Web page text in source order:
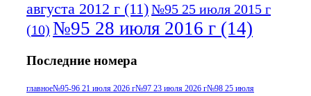
августа 2012 г (11)№95 25 июля 2015 г
(10) №95 28 июля 2016 г (14)
июля 2017 г(11)№96 9 августа 2012
г(13) №96 28 июля 2015 г(9) №96+97 3
Последние номера
главное№95-96 21 июля 2026 г№97 23 июля 2026 г№98 25 июля